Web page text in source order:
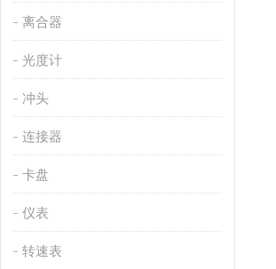
离合器
光度计
冲头
连接器
卡盘
仪表
转速表